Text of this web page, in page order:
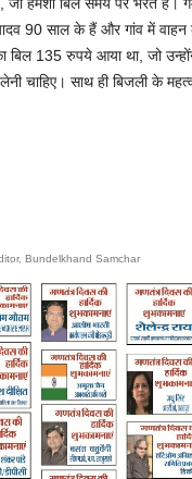
90 साल के हैं और गांव में वाहन
135 रुपये आया था, जो
चाहिए। साथ ही बिजली के
Bundelkhand Samchar